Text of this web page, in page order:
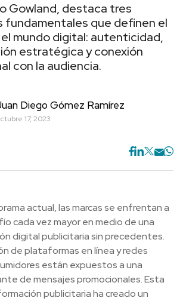
Gowland, destaca tres
que definen el
mundo digital: autenticidad,
estratégica y conexión
con la audiencia.
Diego Gómez Ramírez
17, 2023
actual, las marcas se enfrentan a
cada vez mayor en medio de una
digital publicitaria sin precedentes.
de plataformas en línea y redes
están expuestos a una
de mensajes promocionales. Esta
publicitaria ha creado un